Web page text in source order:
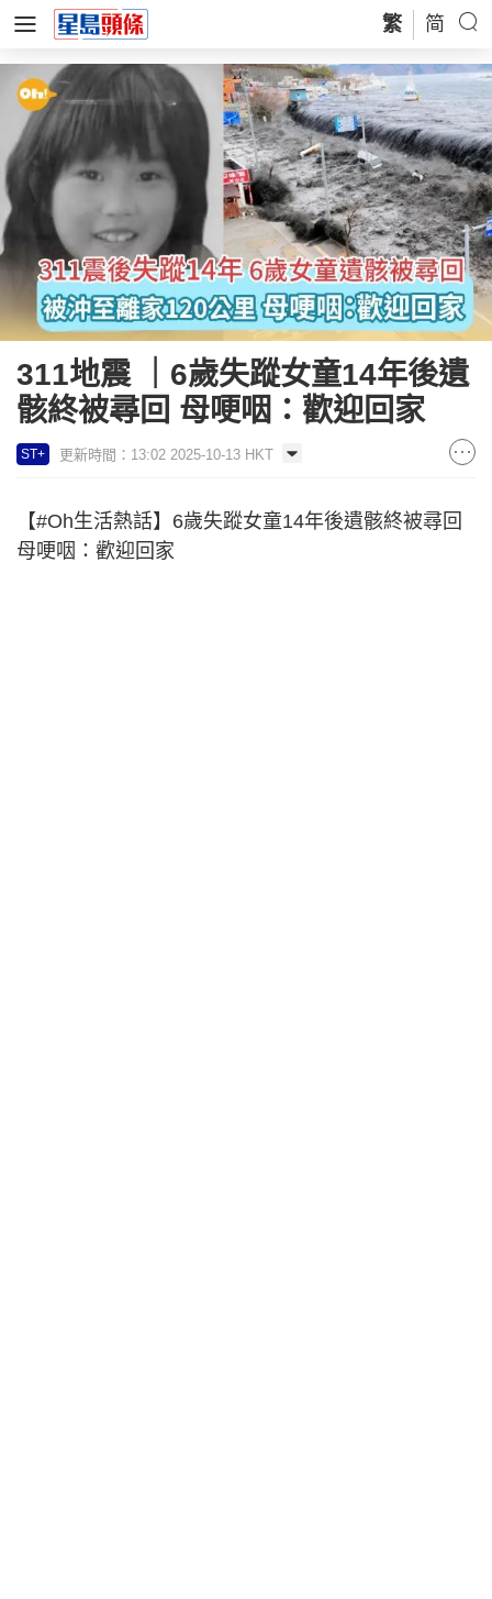
繁 简
311地震 ｜6歲失蹤女童14年後遺
骸終被尋回 母哽咽：歡迎回家
ST+ 更新時間：13:02 2025-10-13 HKT
【#Oh生活熱話】6歲失蹤女童14年後遺骸終被尋回
母哽咽：歡迎回家